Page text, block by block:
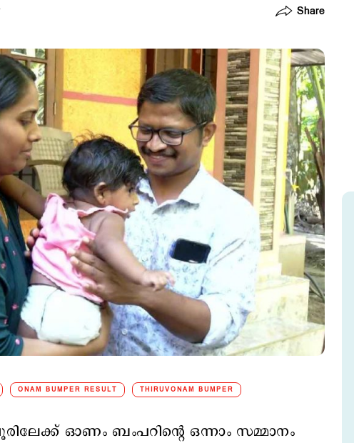
Share
ONAM BUMPER RESULT THIRUVONAM BUMPER
ഓണം ബംപറിന്‍റെ ഒന്നാം സമ്മാനം